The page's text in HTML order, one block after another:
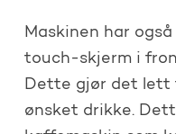
Maskinen har
touch-skjerm i
Dette gjør det lett
ønsket drikke.